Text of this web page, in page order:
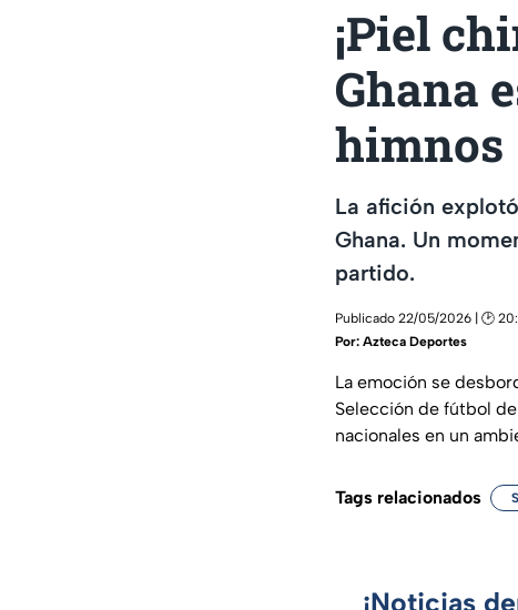
¡Piel
Ghana
himnos
La afición
Ghana. Un
partido.
Publicado 22/05/2026 | 🕑
Por: Azteca Deportes
La emoción se
Selección de fútbol
nacionales en un
Tags relacionados
¡Noticias